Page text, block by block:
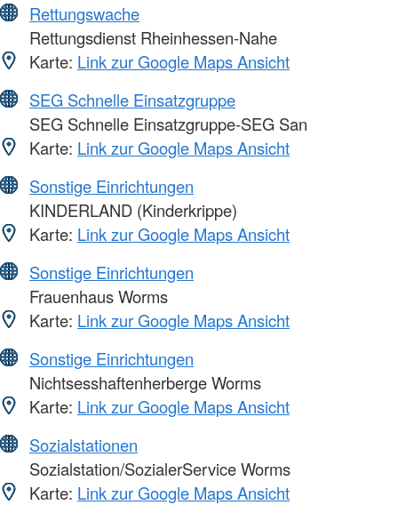
Rettungswache
Rettungsdienst Rheinhessen-Nahe
Karte: Link zur Google Maps Ansicht
SEG Schnelle Einsatzgruppe
SEG Schnelle Einsatzgruppe-SEG San
Karte: Link zur Google Maps Ansicht
Sonstige Einrichtungen
KINDERLAND (Kinderkrippe)
Karte: Link zur Google Maps Ansicht
Sonstige Einrichtungen
Frauenhaus Worms
Karte: Link zur Google Maps Ansicht
Sonstige Einrichtungen
Nichtsesshaftenherberge Worms
Karte: Link zur Google Maps Ansicht
Sozialstationen
Sozialstation/SozialerService Worms
Karte: Link zur Google Maps Ansicht